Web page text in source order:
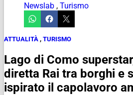
Newslab , Turismo
ATTUALITÀ , TURISMO
Lago di Como
diretta Rai tra borghi e
ispirato il capolavoro